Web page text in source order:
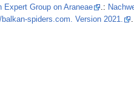
Group on Araneae .:
spiders.com. Version 2021. .